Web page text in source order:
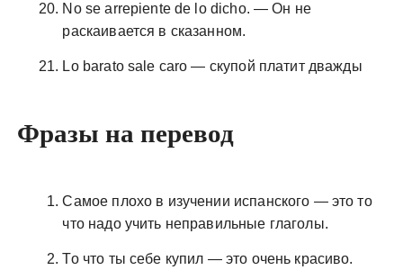
No se arrepiente de lo dicho. — Он не
раскаивается в сказанном.
Lo barato sale caro — скупой платит дважды
Фразы на перевод
Самое плохо в изучении испанского — это то
что надо учить неправильные глаголы.
То что ты себе купил — это очень красиво.